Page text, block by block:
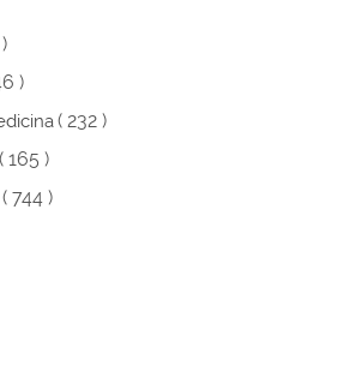
)
( 232 )
( 165 )
( 744 )